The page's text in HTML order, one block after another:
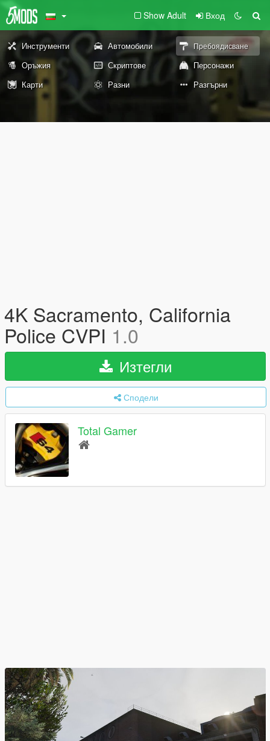
Show Adult Вход
Инструменти Автомобили Пребоядисване
Оръжия Скриптове
Персонажи
Карти
Разни Разгърни
4K Sacramento, California
Police CVPI 1.0
Изтегли
Сподели
Total Gamer